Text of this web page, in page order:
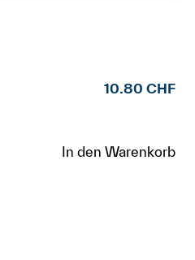
10.80 CHF
In den Warenkorb